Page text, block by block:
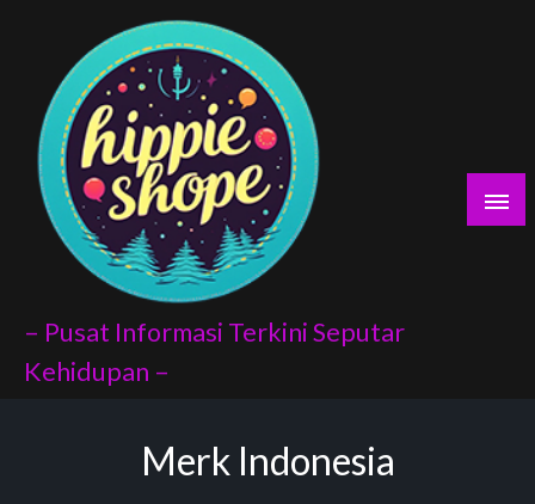
– Pusat Informasi Terkini Seputar
Kehidupan –
Merk Indonesia